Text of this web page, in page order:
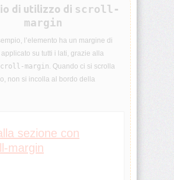
di utilizzo di scroll-
margin
l’elemento ha un margine di
su tutti i lati, grazie alla
margin. Quando ci si scrolla
non si incolla al bordo della
sezione con
margin